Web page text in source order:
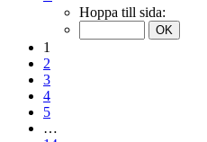
Hoppa till sida:
1
2
3
4
5
…